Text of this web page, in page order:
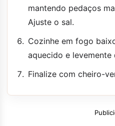
mantendo pedaços
Ajuste o sal.
Cozinhe em fogo
aquecido e levemente
Finalize com cheiro-